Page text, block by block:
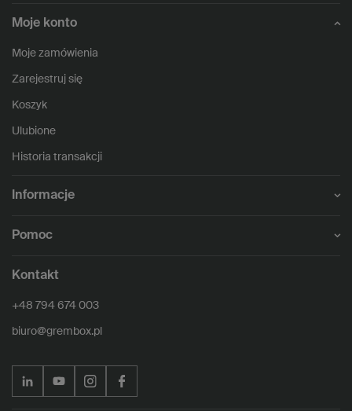
Moje konto
Moje zamówienia
Zarejestruj się
Koszyk
Ulubione
Historia transakcji
Informacje
Pomoc
Kontakt
+48 794 674 003
biuro@grembox.pl